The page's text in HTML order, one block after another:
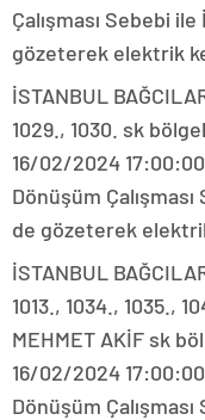
Çalışması Sebebi ile
gözeterek elektrik
İSTANBUL
1029., 1030. sk
16/02/2024
Dönüşüm Çalışması
de gözeterek
İSTANBUL
1013., 1034., 1035.,
MEHMET AKİF sk
16/02/2024
Dönüşüm Çalışması